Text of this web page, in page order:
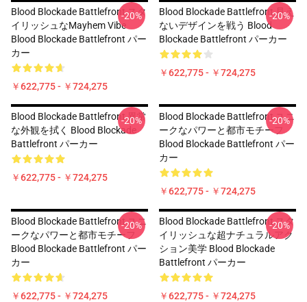
Blood Blockade Battlefront スタ
イリッシュなMayhem Vibe
Blood Blockade Battlefront パー
カー
￥622,775 - ￥724,275
-20%
Blood Blockade Battlefront 見え
ないデザインを戦う Blood
Blockade Battlefront パーカー
￥622,775 - ￥724,275
-20%
Blood Blockade Battlefront 異常
な外観を拭く Blood Blockade
Battlefront パーカー
￥622,775 - ￥724,275
-20%
Blood Blockade Battlefront ユニ
ークなパワーと都市モチーフ
Blood Blockade Battlefront パー
カー
￥622,775 - ￥724,275
-20%
Blood Blockade Battlefront ユニ
ークなパワーと都市モチーフ
Blood Blockade Battlefront パー
カー
￥622,775 - ￥724,275
-20%
Blood Blockade Battlefront スタ
イリッシュな超ナチュラルアク
ション美学 Blood Blockade
Battlefront パーカー
￥622,775 - ￥724,275
-20%